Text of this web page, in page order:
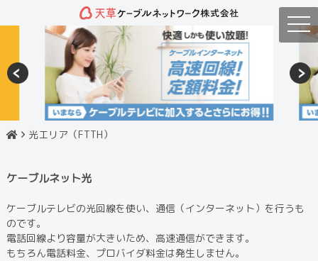
光エリア（FTTH）
ケーブルネット光
ケーブルテレビの光回線を使い、通信（インターネット）を行うも
のです。
電話回線より容量が大きいため、高速通信ができます。
もちろん電話料金、プロバイダ料金は発生しません。